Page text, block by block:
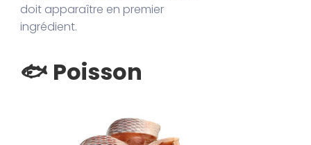
doit apparaître en premier
ingrédient.
🐟 Poisson